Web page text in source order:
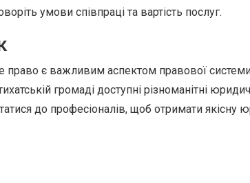
умови співпраці та вартість послуг.
право є важливим аспектом правової
громаді доступні різноманітні
до професіоналів, щоб отримати якісну